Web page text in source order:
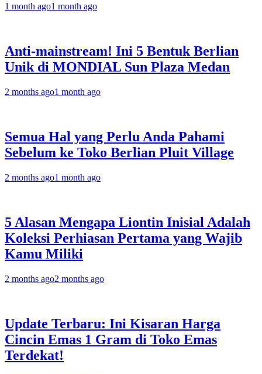
1 month ago1 month ago
Anti-mainstream! Ini 5 Bentuk Berlian
Unik di MONDIAL Sun Plaza Medan
2 months ago1 month ago
Semua Hal yang Perlu Anda Pahami
Sebelum ke Toko Berlian Pluit Village
2 months ago1 month ago
5 Alasan Mengapa Liontin Inisial Adalah
Koleksi Perhiasan Pertama yang Wajib
Kamu Miliki
2 months ago2 months ago
Update Terbaru: Ini Kisaran Harga
Cincin Emas 1 Gram di Toko Emas
Terdekat!